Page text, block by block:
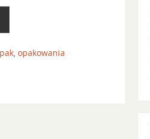
, opakowania